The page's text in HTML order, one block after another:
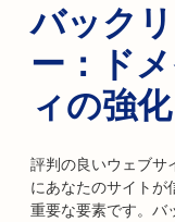
バック
ー：ド
ィの強化
評判の良いウェブサ
にあなたのサイトが
重要な要素です。バ